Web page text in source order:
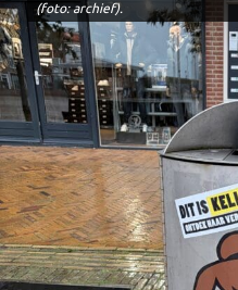
(foto: archief).